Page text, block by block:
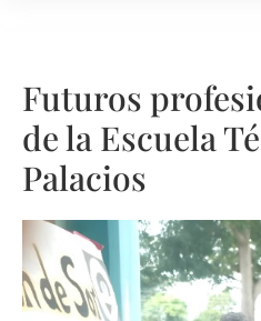
Futuros
de la Escuela
Palacios